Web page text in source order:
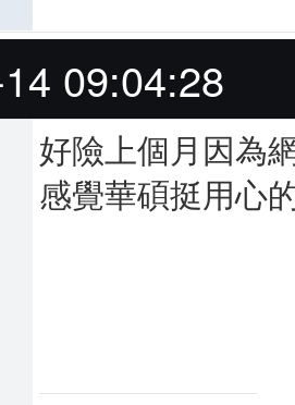
09:04:28
好險上個月因為
感覺華碩挺用心